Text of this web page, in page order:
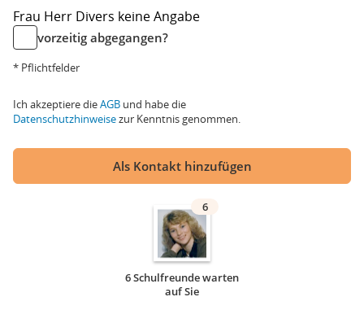
Frau Herr Divers keine Angabe
vorzeitig abgegangen?
* Pflichtfelder
Ich akzeptiere dieAGB und habe die
Datenschutzhinweisezur Kenntnis genommen.
Als Kontakt hinzufügen
6
6 Schulfreunde warten
auf Sie